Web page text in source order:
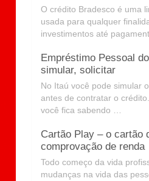
O crédito Bradesco é uma
usada para qualquer
investimentos até
Empréstimo Pessoal
simular, solicitar
No Itaú você pode simular
antes de contratar o
você fica sabendo …
Cartão Play – o cartão
comprovação de renda
Todo começo da vida
mudanças na vida das